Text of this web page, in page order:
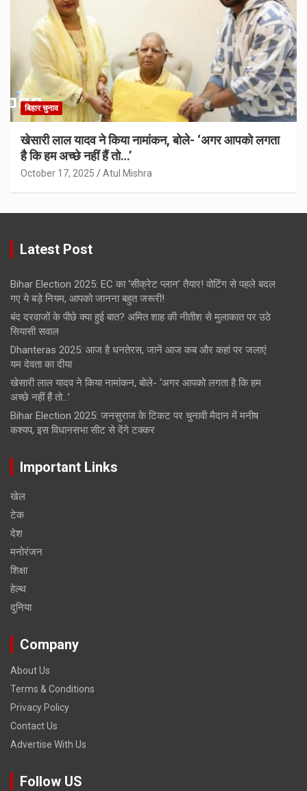
बिहार चुनाव
खेसारी लाल यादव ने किया नामांकन, बोले- ‘अगर आपको लगता
है कि हम अच्छे नहीं हैं तो…’
October 17, 2025 Atul Mishra
Latest Post
Bihar Election 2025: EC का ‘सीक्रेट प्लान’ तैयार! वोटिंग से पहले बदल
गए ये बड़े नियम, आपको जानना बहुत जरूरी!
बंद दरवाजों के पीछे क्या हुई बात? अमित शाह की नीतीश से मुलाकात पर उठे
सियासी सवाल
Dhanteras 2025: आज है धनतेरस, जानें आज कब और कहां पर जलाएं
यम देवता का दीया
खेसारी लाल यादव ने किया नामांकन, बोले- ‘अगर आपको लगता है कि हम
अच्छे नहीं हैं तो…’
Bihar Election 2025: जनसुराज के टिकट पर चुनावी मैदान में मनीष
कश्यप, इस विधानसभा सीट से देंगे टक्कर
Important Links
खेल
टेक
देश
मनोरंजन
शिक्षा
हेल्‍थ
दुनिया
Company
About Us
Terms & Conditions
Privacy Policy
Contact Us
Advertise With Us
Follow US